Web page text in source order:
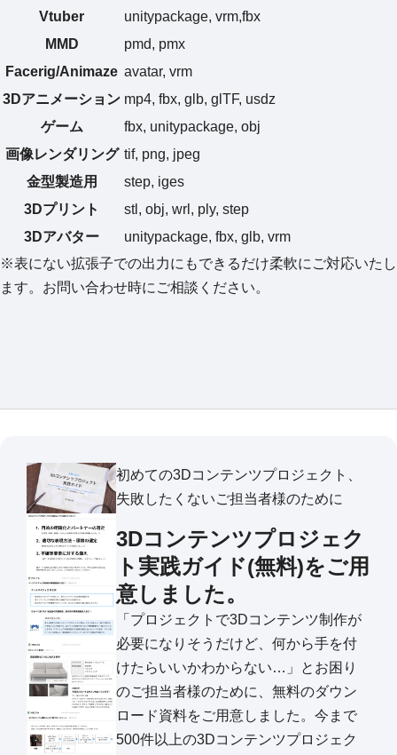
Vtuber
unitypackage, vrm,fbx
MMD
pmd, pmx
Facerig/Animaze avatar, vrm
3Dアニメーション mp4, fbx, glb, glTF, usdz
ゲーム
fbx, unitypackage, obj
画像レンダリング tif, png, jpeg
金型製造用
step, iges
3Dプリント
stl, obj, wrl, ply, step
3Dアバター
unitypackage, fbx, glb, vrm
※表にない拡張子での出力にもできるだけ柔軟にご対応いたし
ます。お問い合わせ時にご相談ください。
初めての3Dコンテンツプロジェクト、
失敗したくないご担当者様のために
3Dコンテンツプロジェク
ト実践ガイド(無料)をご用
意しました。
「プロジェクトで3Dコンテンツ制作が
必要になりそうだけど、何から手を付
けたらいいかわからない…」とお困り
のご担当者様のために、無料のダウン
ロード資料をご用意しました。今まで
500件以上の3Dコンテンツプロジェク